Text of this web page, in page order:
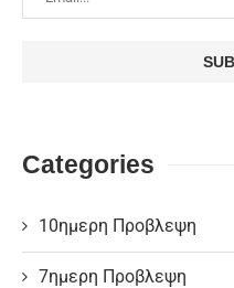
Categories
10ημερη Προβλεψη
7ημερη Προβλεψη